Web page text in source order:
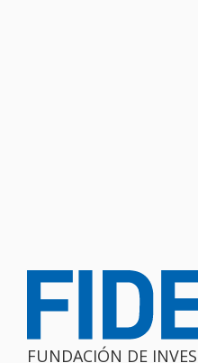
FUNDACIÓN DE